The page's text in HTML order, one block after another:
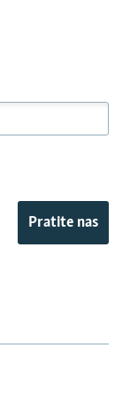
Pratite nas